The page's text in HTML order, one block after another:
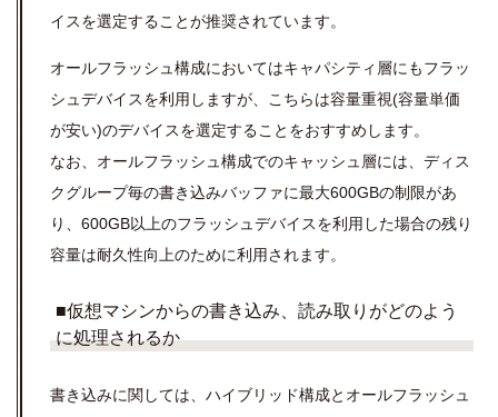
イスを選定することが推奨されています。
オールフラッシュ構成においてはキャパシティ層にもフラッ
シュデバイスを利用しますが、こちらは容量重視(容量単価
が安い)のデバイスを選定することをおすすめします。
なお、オールフラッシュ構成でのキャッシュ層には、ディス
クグループ毎の書き込みバッファに最大600GBの制限があ
り、600GB以上のフラッシュデバイスを利用した場合の残り
容量は耐久性向上のために利用されます。
■仮想マシンからの書き込み、読み取りがどのよう
に処理されるか
書き込みに関しては、ハイブリッド構成とオールフラッシュ